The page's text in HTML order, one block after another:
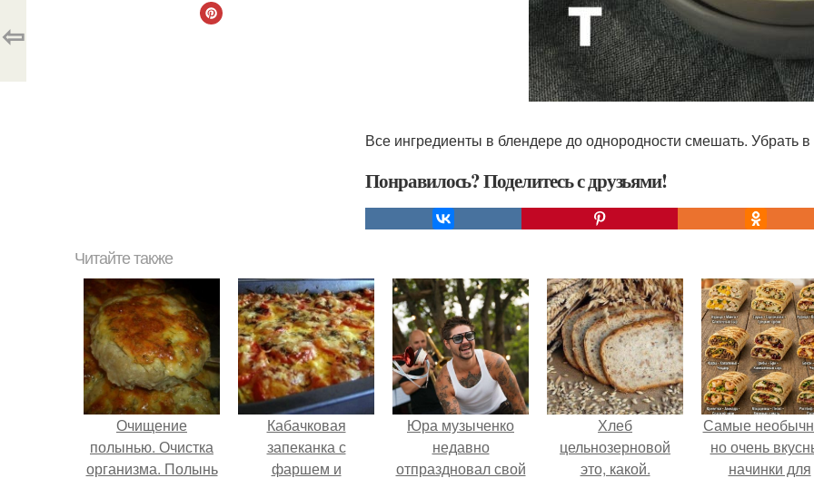
Все ингредиенты в блендере до однородности смешать. Убрать
Понравилось? Поделитесь с друзьями!
⇦
Читайте также
Очищение
полынью. Очистка
организма. Полынь
Кабачковая
запеканка с
фаршем и
Юра музыченко
недавно
отпраздновал свой
Хлеб
цельнозерновой
это, какой.
Самые
но очень
начинки для